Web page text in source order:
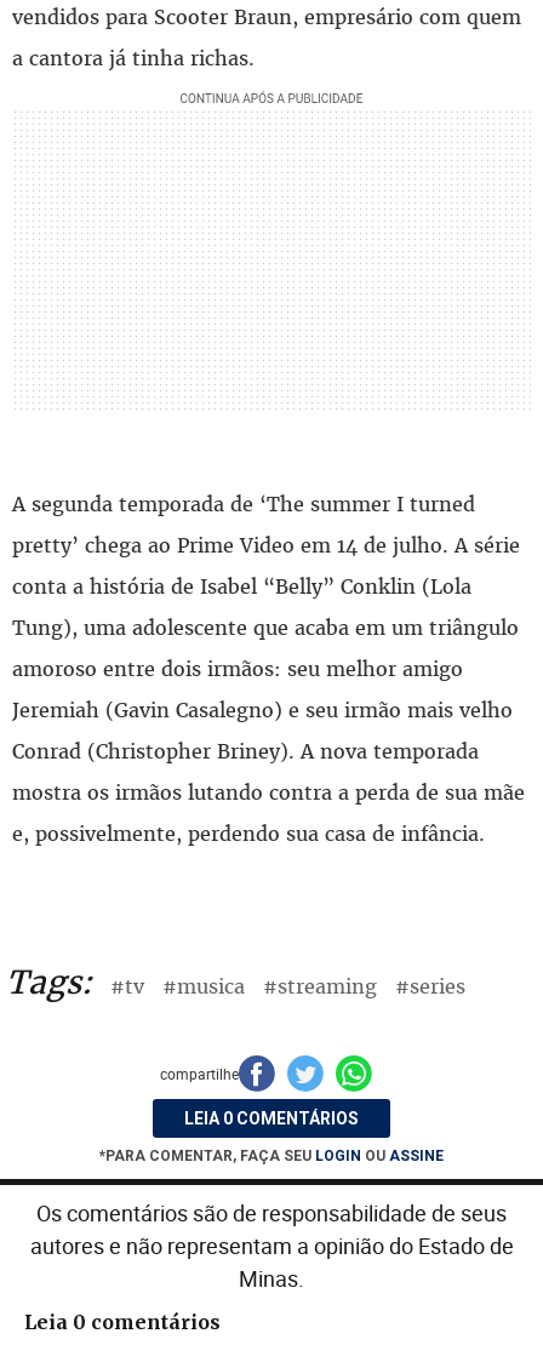
vendidos para Scooter Braun, empresário com quem
a cantora já tinha richas.
A segunda temporada de ‘The summer I turned
pretty’ chega ao Prime Video em 14 de julho. A série
conta a história de Isabel “Belly” Conklin (Lola
Tung), uma adolescente que acaba em um triângulo
amoroso entre dois irmãos: seu melhor amigo
Jeremiah (Gavin Casalegno) e seu irmão mais velho
Conrad (Christopher Briney). A nova temporada
mostra os irmãos lutando contra a perda de sua mãe
e, possivelmente, perdendo sua casa de infância.
Tags: #tv #musica #streaming #series
compartilhe
LEIA 0 COMENTÁRIOS
*PARA COMENTAR, FAÇA SEU LOGIN OU ASSINE
Os comentários são de responsabilidade de seus
autores e não representam a opinião do Estado de
Minas.
Leia 0 comentários